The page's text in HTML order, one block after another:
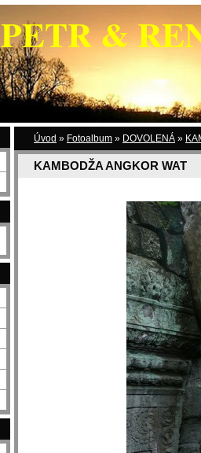
PETR &
Úvod » Fotoalbum » DOVOLENÁ »
KAMBODŽA ANGKOR WAT